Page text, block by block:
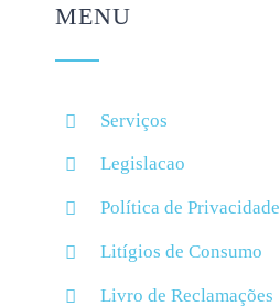
MENU
Serviços
Legislacao
Política de Privacidade
Litígios de Consumo
Livro de Reclamações